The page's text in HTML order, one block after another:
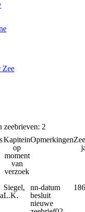
Zee
zeebrieven: 2
Kapitein
op
moment
van
verzoek
Opmerkingen
Siegel,
L.K.
nn-datum
besluit
nieuwe